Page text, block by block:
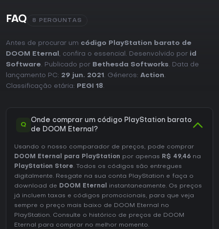
FAQ 8 PERGUNTAS
Antes de procurar um código PlayStation barato de
DOOM Eternal , confira o essencial. Desenvolvido por id
Software. Publicado por Bethesda Softworks. Data de
lançamento PC: 29 jun. 2021 . Géneros: Action.
Classificação etária:
PEGI 18.
Q
Onde comprar um código PlayStation barato
de DOOM Eternal?
Usando o nosso comparador de preços, pode comprar
DOOM Eternal para PlayStation por apenas R$ 49,46 na
PlayStation Store. Todos os códigos são entregues
digitalmente. Resgate na sua conta PlayStation e faça o
download de DOOM Eternal instantaneamente. Os preços
já incluem taxas e códigos promocionais, para que veja
sempre o preço mais baixo de DOOM Eternal no
PlayStation. Consulte o histórico de preços de DOOM
Eternal para comprar no melhor momento.